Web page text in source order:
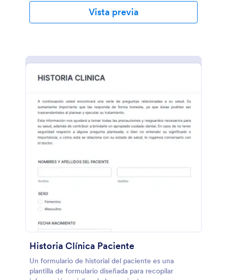
Vista previa
Historia Clínica Paciente
Un formulario de historial del paciente es una
plantilla de formulario diseñada para recopilar